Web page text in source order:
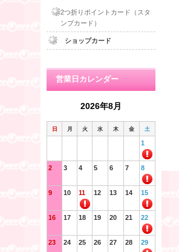
2つ折りポイントカード（スタ
ンプカード）
ショップカード
営業日カレンダー
2026年8月
日 月 火 水 木 金 土
1
2 3 4 5 6 7 8
9 10 11 12 13 14 15
16 17 18 19 20 21 22
23 24 25 26 27 28 29